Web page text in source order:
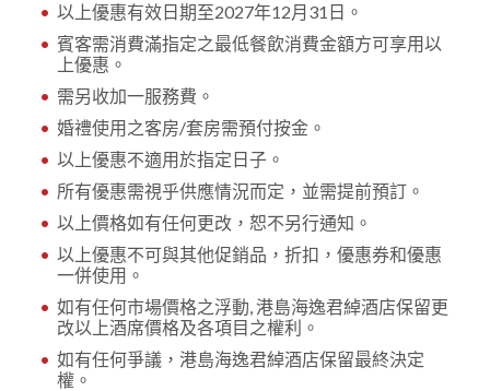
以上優惠有效日期至2027年12月31日。
賓客需消費滿指定之最低餐飲消費金額方可享用以
上優惠。
需另收加一服務費。
婚禮使用之客房/套房需預付按金。
以上優惠不適用於指定日子。
所有優惠需視乎供應情況而定，並需提前預訂。
以上價格如有任何更改，恕不另行通知。
以上優惠不可與其他促銷品，折扣，優惠券和優惠
一併使用。
如有任何市場價格之浮動, 港島海逸君綽酒店保留更
改以上酒席價格及各項目之權利。
如有任何爭議，港島海逸君綽酒店保留最終決定
權。